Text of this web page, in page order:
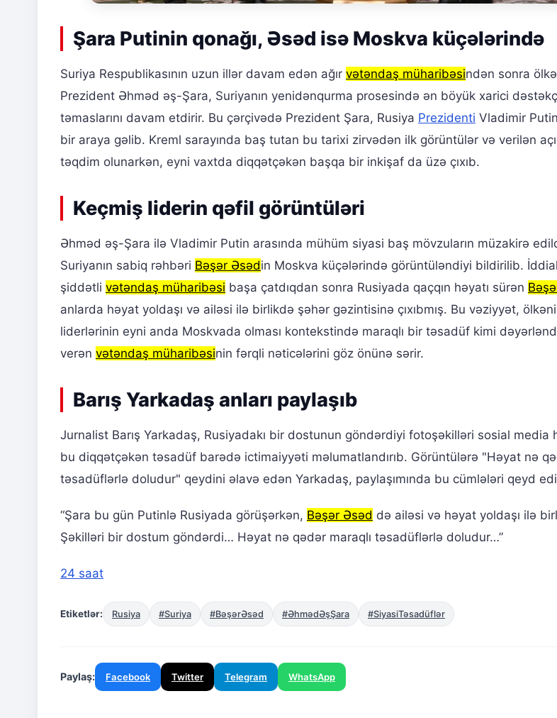
Şara Putinin qonağı, Əsəd isə Moskva küçələrində
Suriya Respublikasının uzun illər davam edən ağır vətəndaş müharibəsindən sonra
Prezident Əhməd əş-Şara, Suriyanın yenidənqurma prosesində ən böyük xarici
təmaslarını davam etdirir. Bu çərçivədə Prezident Şara, Rusiya Prezidenti Vladimir
bir araya gəlib. Kreml sarayında baş tutan bu tarixi zirvədən ilk görüntülər və verilən
təqdim olunarkən, eyni vaxtda diqqətçəkən başqa bir inkişaf da üzə çıxıb.
Keçmiş liderin qəfil görüntüləri
Əhməd əş-Şara ilə Vladimir Putin arasında mühüm siyasi baş mövzuların müzakirə
Suriyanın sabiq rəhbəri Bəşər Əsədin Moskva küçələrində görüntüləndiyi bildirilib.
şiddətli vətəndaş müharibəsi başa çatdıqdan sonra Rusiyada qaçqın həyatı sürən
anlarda həyat yoldaşı və ailəsi ilə birlikdə şəhər gəzintisinə çıxıbmış. Bu vəziyyət,
liderlərinin eyni anda Moskvada olması kontekstində maraqlı bir təsadüf kimi
verən vətəndaş müharibəsinin fərqli nəticələrini göz önünə sərir.
Barış Yarkadaş anları paylaşıb
Jurnalist Barış Yarkadaş, Rusiyadakı bir dostunun göndərdiyi fotoşəkilləri sosial media
bu diqqətçəkən təsadüf barədə ictimaiyyəti məlumatlandırıb. Görüntülərə "Həyat nə
təsadüflərlə doludur" qeydini əlavə edən Yarkadaş, paylaşımında bu cümlələri qeyd
“Şara bu gün Putinlə Rusiyada görüşərkən, Bəşər Əsəd də ailəsi və həyat yoldaşı ilə
Şəkilləri bir dostum göndərdi… Həyat nə qədər maraqlı təsadüflərlə doludur…”
24 saat
Etiketlər: Rusiya #Suriya #BəşərƏsəd #ƏhmədƏşŞara #SiyasiTəsadüflər
Paylaş: Facebook Twitter Telegram WhatsApp